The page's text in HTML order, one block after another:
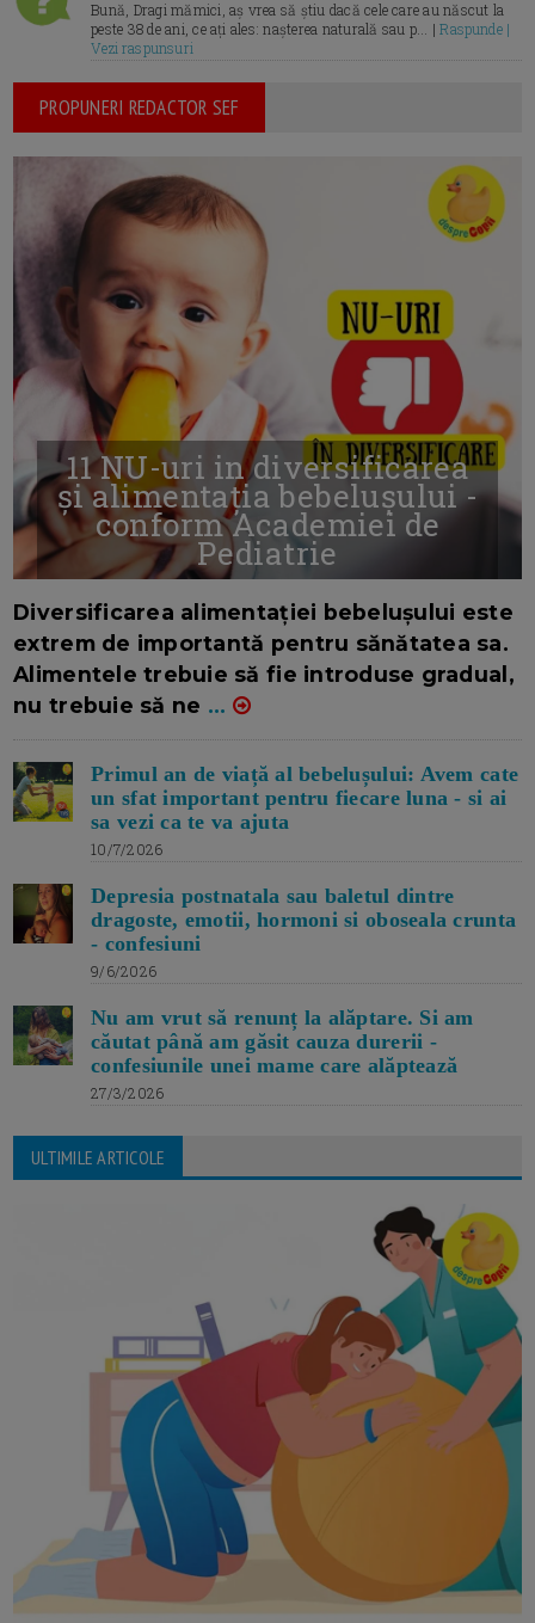
Bună, Dragi mămici, aș vrea să știu dacă cele care au născut la
peste 38 de ani, ce ați ales: nașterea naturală sau p... |Raspunde |
Vezi raspunsuri
PROPUNERI REDACTOR SEF
11 NU-uri in diversificarea
și alimentația bebelușului -
conform Academiei de
Pediatrie
Diversificarea alimentației bebelușului este
extrem de importantă pentru sănătatea sa.
Alimentele trebuie să fie introduse gradual,
nu trebuie să ne ...
Primul an de viață al bebelușului: Avem cate
un sfat important pentru fiecare luna - si ai
sa vezi ca te va ajuta
10/7/2026
Depresia postnatala sau baletul dintre
dragoste, emotii, hormoni si oboseala crunta
- confesiuni
9/6/2026
Nu am vrut să renunț la alăptare. Si am
căutat până am găsit cauza durerii -
confesiunile unei mame care alăptează
27/3/2026
ULTIMILE ARTICOLE